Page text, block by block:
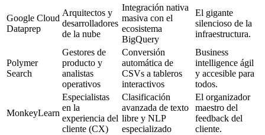
Google Cloud
Dataprep
Arquitectos y
desarrolladores
de la nube
Integración nativa
masiva con el
ecosistema
BigQuery
El gigante
silencioso de la
infraestructura.
Polymer
Search
Gestores de
producto y
analistas
operativos
Conversión
automática de
CSVs a tableros
interactivos
Business
intelligence ágil
y accesible para
todos.
MonkeyLearn
Especialistas
en la
experiencia del
cliente (CX)
Clasificación
avanzada de texto
libre y NLP
especializado
El organizador
maestro del
feedback del
cliente.